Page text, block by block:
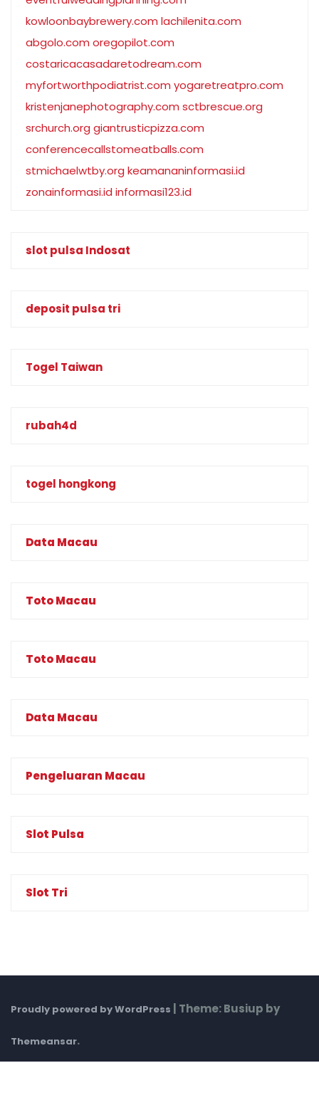
kowloonbaybrewery.com lachilenita.com
abgolo.com oregopilot.com
costaricacasadaretodream.com
myfortworthpodiatrist.com yogaretreatpro.com
kristenjanephotography.com sctbrescue.org
srchurch.org giantrusticpizza.com
conferencecallstomeatballs.com
stmichaelwtby.org keamananinformasi.id
zonainformasi.id informasi123.id
slot pulsa Indosat
deposit pulsa tri
Togel Taiwan
rubah4d
togel hongkong
Data Macau
Toto Macau
Toto Macau
Data Macau
Pengeluaran Macau
Slot Pulsa
Slot Tri
Proudly powered by WordPress | Theme: Busiup by
Themeansar.